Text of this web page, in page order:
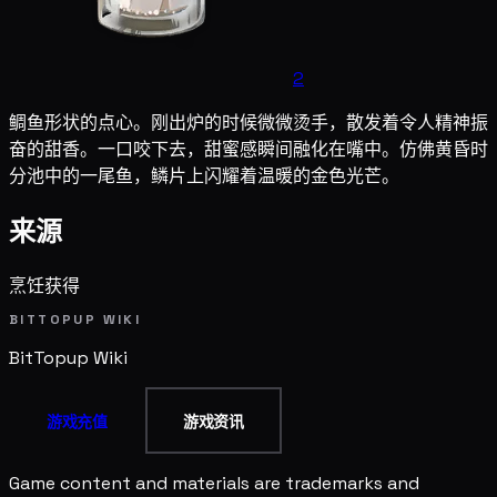
2
鲷鱼形状的点心。刚出炉的时候微微烫手，散发着令人精神振
奋的甜香。一口咬下去，甜蜜感瞬间融化在嘴中。仿佛黄昏时
分池中的一尾鱼，鳞片上闪耀着温暖的金色光芒。
来源
烹饪获得
BITTOPUP WIKI
BitTopup Wiki
游戏充值 游戏资讯
Game content and materials are trademarks and